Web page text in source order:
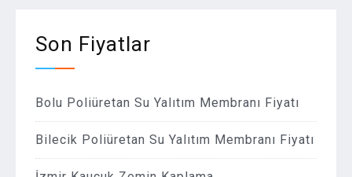
Son Fiyatlar
Bolu Poliüretan Su Yalıtım Membranı Fiyatı
Bilecik Poliüretan Su Yalıtım Membranı Fiyatı